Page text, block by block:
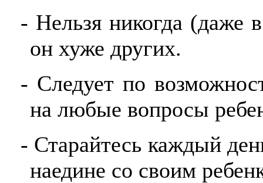
- Нельзя никогда (даже
он хуже других.
- Следует по
на любые вопросы
- Старайтесь каждый
наедине со своим